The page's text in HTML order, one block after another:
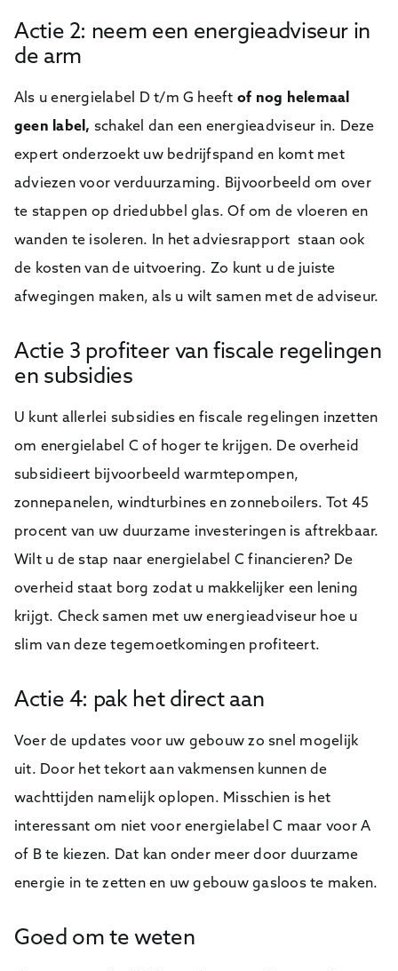
Actie 2: neem een energieadviseur in
de arm
Als u energielabel D t/m G heeft of nog helemaal
geen label, schakel dan een energieadviseur in. Deze
expert onderzoekt uw bedrijfspand en komt met
adviezen voor verduurzaming. Bijvoorbeeld om over
te stappen op driedubbel glas. Of om de vloeren en
wanden te isoleren. In het adviesrapport staan ook
de kosten van de uitvoering. Zo kunt u de juiste
afwegingen maken, als u wilt samen met de adviseur.
Actie 3 profiteer van fiscale regelingen
en subsidies
U kunt allerlei subsidies en fiscale regelingen inzetten
om energielabel C of hoger te krijgen. De overheid
subsidieert bijvoorbeeld warmtepompen,
zonnepanelen, windturbines en zonneboilers. Tot 45
procent van uw duurzame investeringen is aftrekbaar.
Wilt u de stap naar energielabel C financieren? De
overheid staat borg zodat u makkelijker een lening
krijgt. Check samen met uw energieadviseur hoe u
slim van deze tegemoetkomingen profiteert.
Actie 4: pak het direct aan
Voer de updates voor uw gebouw zo snel mogelijk
uit. Door het tekort aan vakmensen kunnen de
wachttijden namelijk oplopen. Misschien is het
interessant om niet voor energielabel C maar voor A
of B te kiezen. Dat kan onder meer door duurzame
energie in te zetten en uw gebouw gasloos te maken.
Goed om te weten
Aanvragen
Aanvragen
a
B
d
i
j
f
s
a
m
Aanvragen